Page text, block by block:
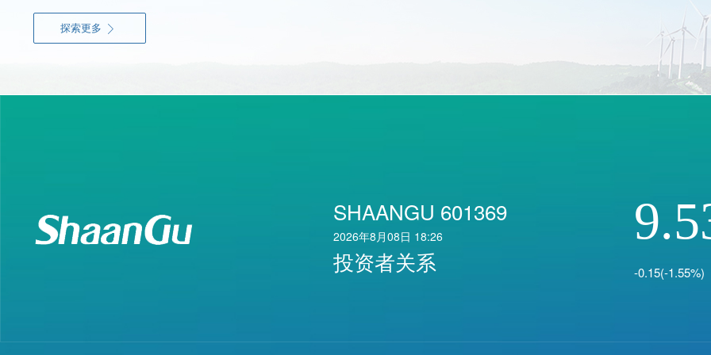
探索更多 
SHAANGU 601369
2026年8月08日 18:26
投资者关系 -0.15(-1.55%)